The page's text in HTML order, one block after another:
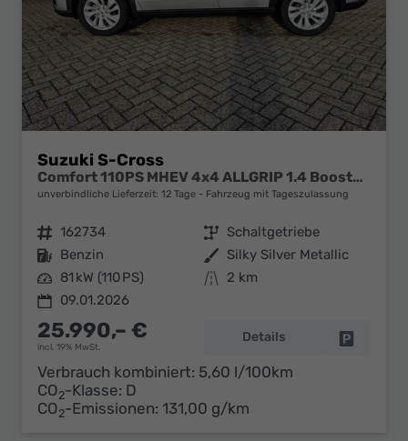
Suzuki S-Cross
Comfort 110PS MHEV 4x4 ALLGRIP 1.4 Boosterjet Navi Klimaautomatik Sitzheizung ACC PDC v+h Rückf.Kamera Suzuki-Radio Apple CarPlay Android Auto Touchscreen 2xKeyless 17-LM
unverbindliche Lieferzeit: 12 Tage Fahrzeug mit Tageszulassung
Fahrzeugnr. 162734 Getriebe Schaltgetriebe
Kraftstoff Benzin Außenfarbe Silky Silver Metallic
Leistung 81 kW (110 PS) Kilometerstand
2 km
09.01.2026
25.990,– €
incl. 19% MwSt.
Details
Verbrauch kombiniert: 5,60 l/100km
CO2-Klasse: D
CO2-Emissionen: 131,00 g/km